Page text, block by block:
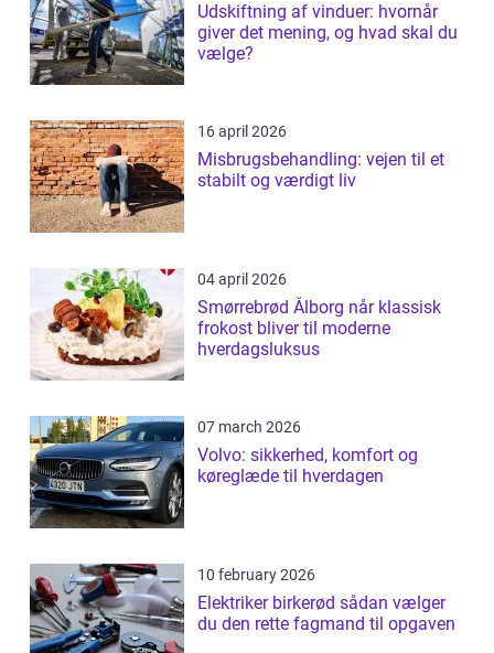
Udskiftning af vinduer: hvornår
giver det mening, og hvad skal du
vælge?
16 april 2026
Misbrugsbehandling: vejen til et
stabilt og værdigt liv
04 april 2026
Smørrebrød Ålborg når klassisk
frokost bliver til moderne
hverdagsluksus
07 march 2026
Volvo: sikkerhed, komfort og
køreglæde til hverdagen
10 february 2026
Elektriker birkerød sådan vælger
du den rette fagmand til opgaven